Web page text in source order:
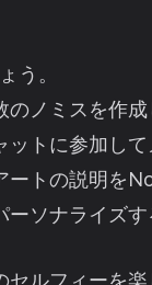
う。
ノミスを作成
トに参加して
トの説明を
ーソナライズ
ルフィーを楽